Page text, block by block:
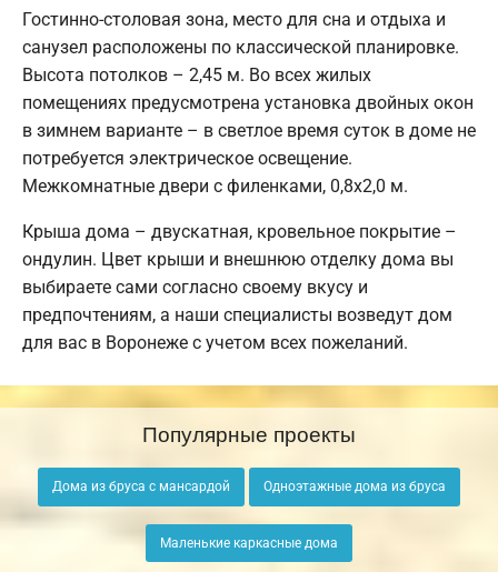
Гостинно-столовая зона, место для сна и отдыха и
санузел расположены по классической планировке.
Высота потолков – 2,45 м. Во всех жилых
помещениях предусмотрена установка двойных окон
в зимнем варианте – в светлое время суток в доме не
потребуется электрическое освещение.
Межкомнатные двери с филенками, 0,8х2,0 м.
Крыша дома – двускатная, кровельное покрытие –
ондулин. Цвет крыши и внешнюю отделку дома вы
выбираете сами согласно своему вкусу и
предпочтениям, а наши специалисты возведут дом
для вас в Воронеже с учетом всех пожеланий.
Популярные проекты
Дома из бруса с мансардой Одноэтажные дома из бруса
Маленькие каркасные дома